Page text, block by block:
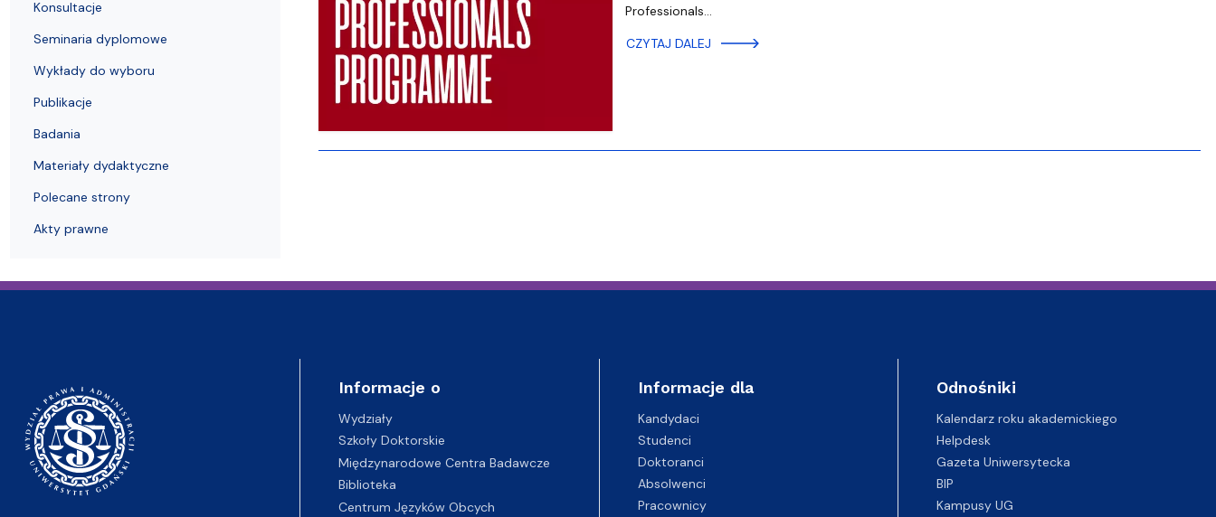
Professionals…
CZYTAJ DALEJ
Konsultacje
Seminaria dyplomowe
Wykłady do wyboru
Publikacje
Badania
Materiały dydaktyczne
Polecane strony
Akty prawne
Informacje o
Wydziały
Szkoły Doktorskie
Międzynarodowe Centra Badawcze
Biblioteka
Centrum Języków Obcych
Informacje dla
Kandydaci
Studenci
Doktoranci
Absolwenci
Pracownicy
Odnośniki
Kalendarz roku akademickiego
Helpdesk
Gazeta Uniwersytecka
BIP
Kampusy UG